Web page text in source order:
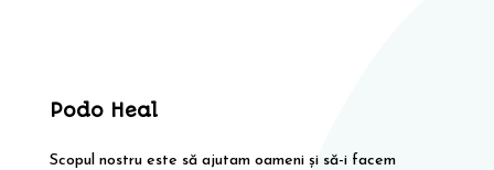
Podo Heal
Scopul nostru este să ajutam oameni și să-i facem